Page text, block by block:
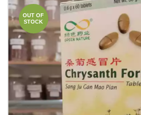
Details
OUT OF
STOCK
Chrysanth Form (Sang Ju
€12.50